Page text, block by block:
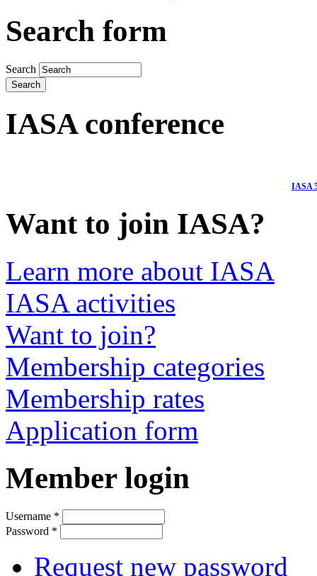
Search form
Search
IASA conference
IASA
Want to join IASA?
Learn more about IASA
IASA activities
Want to join?
Membership categories
Membership rates
Application form
Member login
Username *
Password *
Request new password